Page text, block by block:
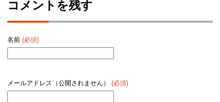
コメントを残す
名前 (必須)
メールアドレス（公開されません） (必須)